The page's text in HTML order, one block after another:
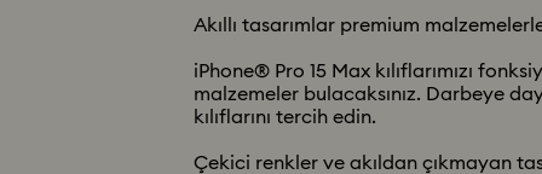
Akıllı tasarımlar premium
iPhone® Pro 15 Max kılıflarımızı
malzemeler bulacaksınız. Darbeye
kılıflarını tercih edin.
Çekici renkler ve akıldan çıkmayan